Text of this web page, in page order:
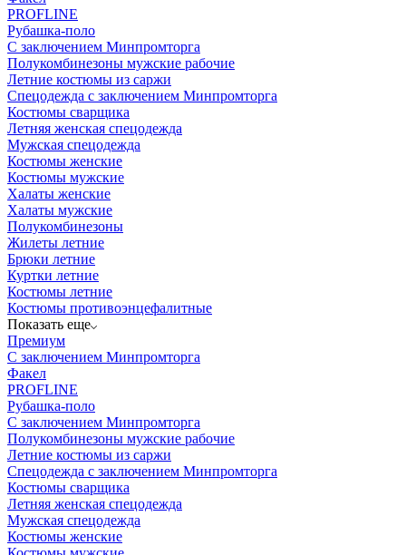
PROFLINE
Рубашка-поло
С заключением Минпромторга
Полукомбинезоны мужские рабочие
Летние костюмы из саржи
Спецодежда с заключением Минпромторга
Костюмы сварщика
Летняя женская спецодежда
Мужская спецодежда
Костюмы женские
Костюмы мужские
Халаты женские
Халаты мужские
Полукомбинезоны
Жилеты летние
Брюки летние
Куртки летние
Костюмы летние
Костюмы противоэнцефалитные
Показать еще
Премиум
С заключением Минпромторга
Факел
PROFLINE
Рубашка-поло
С заключением Минпромторга
Полукомбинезоны мужские рабочие
Летние костюмы из саржи
Спецодежда с заключением Минпромторга
Костюмы сварщика
Летняя женская спецодежда
Мужская спецодежда
Костюмы женские